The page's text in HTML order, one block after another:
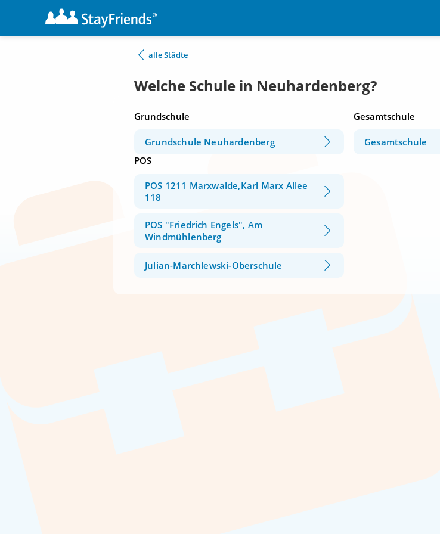
alle Städte
Welche Schule in Neuhardenberg?
Grundschule
Grundschule Neuhardenberg
Gesamtschule
Gesamtschule
POS
POS 1211 Marxwalde,Karl Marx Allee
118
POS "Friedrich Engels", Am
Windmühlenberg
Julian-Marchlewski-Oberschule